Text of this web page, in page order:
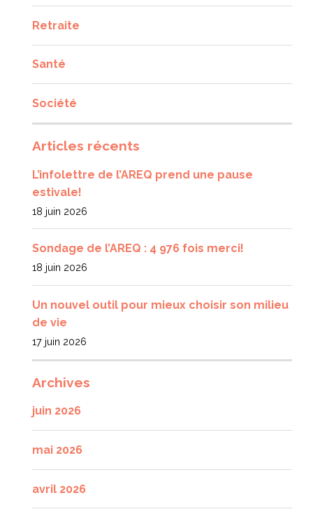
Retraite
Santé
Société
Articles récents
L’infolettre de l’AREQ prend une pause
estivale!
18 juin 2026
Sondage de l’AREQ : 4 976 fois merci!
18 juin 2026
Un nouvel outil pour mieux choisir son milieu
de vie
17 juin 2026
Archives
juin 2026
mai 2026
avril 2026